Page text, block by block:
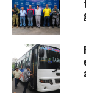
Relacionado